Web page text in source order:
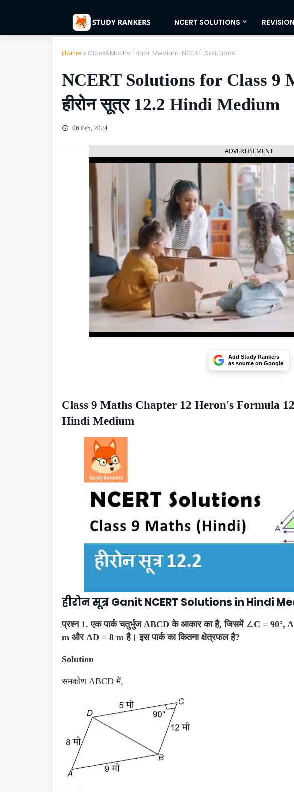
NCERT SOLUTIONS
Home Class9Maths-Hindi-Medium-NCERT-Solutions
NCERT Solutions for Class 9
हीरोन सूत्र 12.2 Hindi Medium
06 Feb, 2024
ADVERTISEMENT
Add Study Rankers
as source on Google
Class 9 Maths Chapter 12 Heron's Formula
Hindi Medium
हीरोन सूत्र Ganit NCERT Solutions in Hindi
प्रश्न 1.एक पार्क चतुर्भुज ABCD के आकार का है, जिसमें ∠C = 90°,
m और AD = 8 m है। इस पार्क का कितना क्षेत्रफल है?
Solution
समकोण ABCD में,